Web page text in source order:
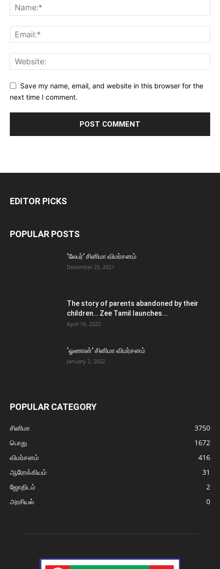
Save my name, email, and website in this browser for the
next time I comment.
EDITOR PICKS
POPULAR POSTS
‘லேபர்’ சினிமா விமர்சனம்
December 25, 2021
The story of parents abandoned by their
children… Zee Tamil launches...
April 16, 2022
‘ஓணான்’ சினிமா விமர்சனம்
January 2, 2022
POPULAR CATEGORY
சினிமா
3750
பொது
1672
விமர்சனம்
416
ஆரோக்கியம்
31
ஜோதிடம்
2
அரசியல்
0